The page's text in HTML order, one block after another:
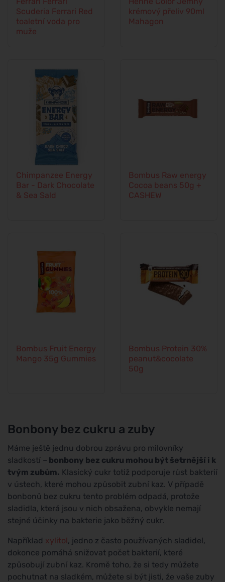
Scuderia Ferrari Red
toaletní voda pro
muže
krémový přeliv 90ml
Mahagon
Chimpanzee Energy
Bar - Dark Chocolate
& Sea Sald
Bombus Raw energy
Cocoa beans 50g +
CASHEW
Bombus Fruit Energy
Mango 35g Gummies
Bombus Protein 30%
peanut&cocolate
50g
Bonbony bez cukru a zuby
Máme ještě jednu dobrou zprávu pro milovníky
sladkostí – bonbony bez cukru mohou být šetrnější i k
tvým zubům. Klasický cukr totiž podporuje růst bakterií
v ústech, které mohou způsobit zubní kaz. V případě
bonbonů bez cukru tento problém odpadá, protože
sladidla, která jsou v nich obsažena, obvykle nemají
stejné účinky na bakterie jako běžný cukr.
Například xylitol, jedno z často používaných sladidel,
dokonce pomáhá snižovat počet bakterií, které
způsobují zubní kaz. Kromě toho, že si tedy můžete
pochutnat na sladkém, můžete si být jisti, že vaše zuby